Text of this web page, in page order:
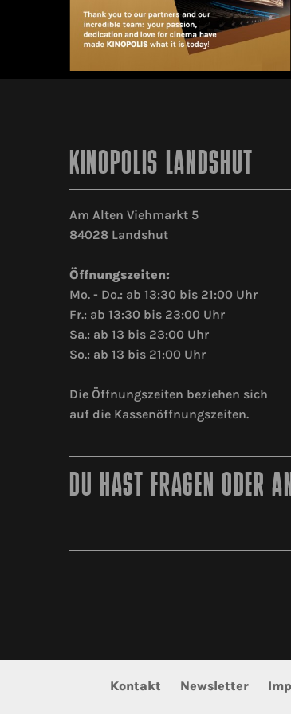
KINOPOLIS LANDSHUT
Am Alten Viehmarkt 5
84028 Landshut
Öffnungszeiten:
Mo. - Do.: ab 13:30 bis 21:00 Uhr
Fr.: ab 13:30 bis 23:00 Uhr
Sa.: ab 13 bis 23:00 Uhr
So.: ab 13 bis 21:00 Uhr
Die Öffnungszeiten beziehen sich
auf die Kassenöffnungszeiten.
DU HAST FRAGEN ODER
Kontakt Newsletter